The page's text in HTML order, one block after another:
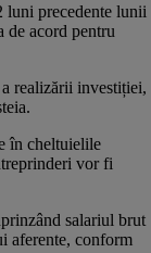
luni precedente lunii
de acord pentru
realizării investiției,
în cheltuielile
vor fi
salariul brut
aferente, conform